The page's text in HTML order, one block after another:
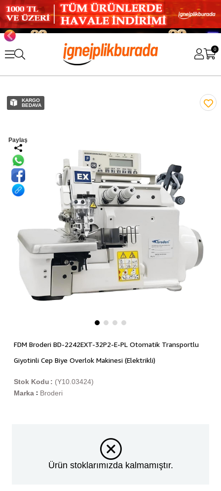
0
KARGO
BEDAVA
Paylaş
FDM Broderi BD-2242EXT-32P2-E-PL Otomatik Transportlu
Giyotinli Cep Biye Overlok Makinesi (Elektrikli)
(Y10.03424)
Stok Kodu
Marka : Broderi
Ürün stoklarımızda kalmamıştır.